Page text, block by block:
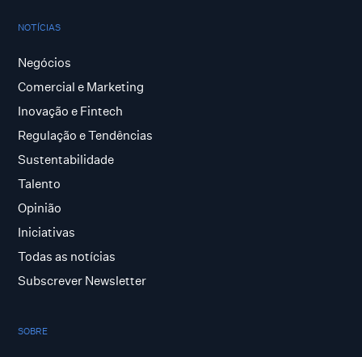
NOTÍCIAS
Negócios
Comercial e Marketing
Inovação e Fintech
Regulação e Tendências
Sustentabilidade
Talento
Opinião
Iniciativas
Todas as notícias
Subscrever Newsletter
SOBRE